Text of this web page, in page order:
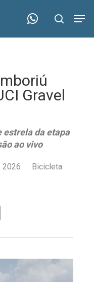
search
Gravel
estrela da etapa
ao vivo
2026
Bicicleta
Email